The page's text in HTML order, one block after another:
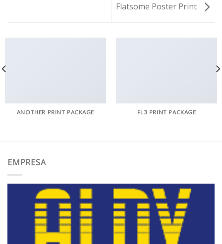
Flatsome Poster Print
ANOTHER PRINT PACKAGE FL3 PRINT PACKAGE
EMPRESA